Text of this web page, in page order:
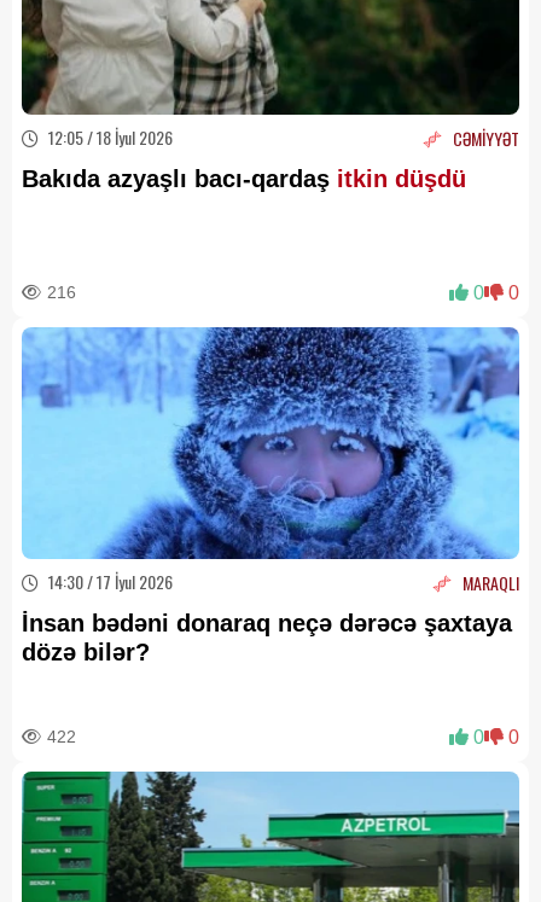
12:05 / 18 İyul 2026 CƏMİYYƏT
Bakıda azyaşlı bacı-qardaş itkin düşdü
216 0 0
14:30 / 17 İyul 2026 MARAQLI
İnsan bədəni donaraq neçə dərəcə şaxtaya
dözə bilər?
422 0 0